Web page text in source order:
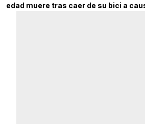
edad muere tras caer de su bici a